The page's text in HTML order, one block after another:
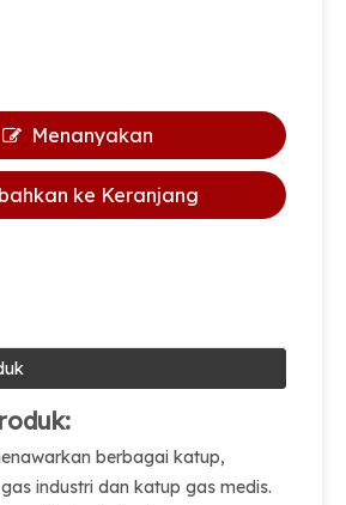
Menanyakan
ke Keranjang
berbagai katup,
industri dan katup gas medis.